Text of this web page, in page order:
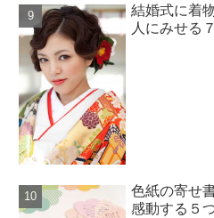
結婚式に着
人にみせる
色紙の寄せ
感動する５